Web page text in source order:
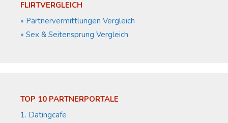
FLIRTVERGLEICH
» Partnervermittlungen Vergleich
» Sex & Seitensprung Vergleich
TOP 10 PARTNERPORTALE
1. Datingcafe